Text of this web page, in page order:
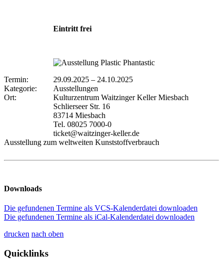
Eintritt frei
Termin: 29.09.2025 – 24.10.2025
Kategorie:
Ausstellungen
Ort:
Kulturzentrum Waitzinger Keller Miesbach
Schlierseer Str. 16
83714 Miesbach
Tel. 08025 7000-0
ticket@waitzinger-keller.de
Ausstellung zum weltweiten Kunststoffverbrauch
Downloads
Die gefundenen Termine als VCS-Kalenderdatei downloaden
Die gefundenen Termine als iCal-Kalenderdatei downloaden
drucken nach oben
Quicklinks